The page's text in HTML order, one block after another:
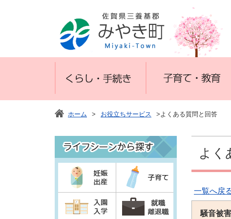
ホーム > お役立ちサービス >よくある質問と回答
よく
一覧へ戻
騒音被